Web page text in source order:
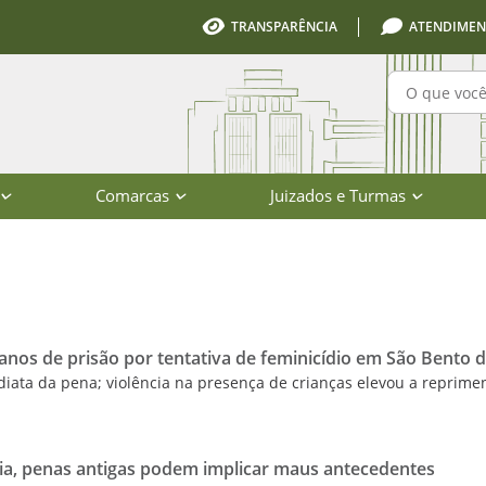
TRANSPARÊNCIA
Comarcas Juizados e Turmas
Santa Catarina
de prisão por tentativa de feminicídio em São Bento
da pena; violência na presença de crianças elevou a
penas antigas podem implicar maus antecedentes